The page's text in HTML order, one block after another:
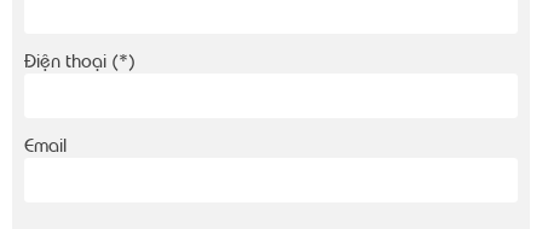
Điện thoại (*)
Email